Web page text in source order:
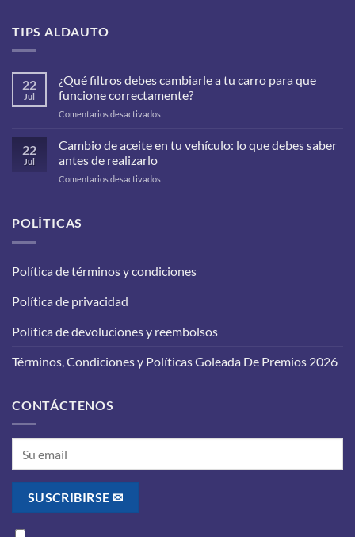
TIPS ALDAUTO
22
Jul
¿Qué filtros debes cambiarle a tu carro para que
funcione correctamente?
Comentarios desactivados
filtros
a
22
Jul
Cambio de aceite en tu vehículo: lo que debes saber
antes de realizarlo
Comentarios desactivados
lo
POLÍTICAS
Política de términos y condiciones
Política de privacidad
Política de devoluciones y reembolsos
Términos, Condiciones y Políticas Goleada De Premios 2026
CONTÁCTENOS